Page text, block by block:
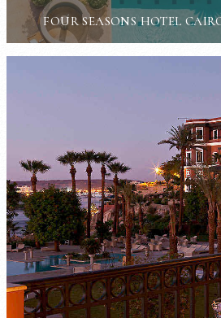
FOUR SEASONS HOTEL